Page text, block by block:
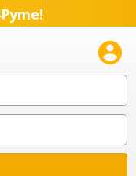
Pyme!
Emprendimiento!
